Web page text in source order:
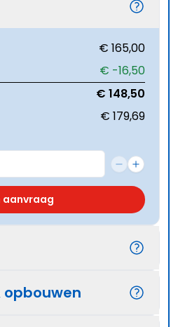
€ 165,00
€ -16,50
€ 148,50
€ 179,69
aanvraag
opbouwen